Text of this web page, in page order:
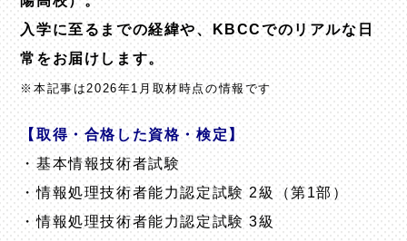
入学に至るまでの経緯や、KBCCでのリアルな日
常をお届けします。
※本記事は2026年1月取材時点の情報です
【取得・合格した資格・検定】
・基本情報技術者試験
・情報処理技術者能力認定試験 2級（第1部）
・情報処理技術者能力認定試験 3級